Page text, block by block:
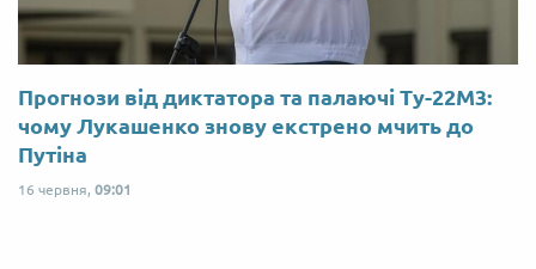
Прогнози від диктатора та палаючі Ту-22М3:
чому Лукашенко знову екстрено мчить до
Путіна
16 червня, 09:01